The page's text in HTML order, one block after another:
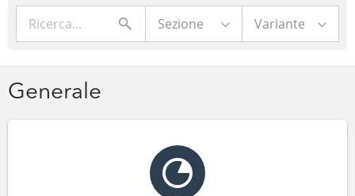
Sezione Variante
Generale